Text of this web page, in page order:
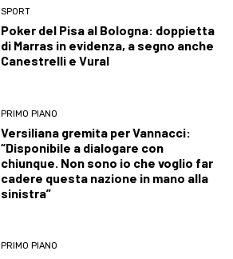
SPORT
Poker del Pisa al Bologna: doppietta
di Marras in evidenza, a segno anche
Canestrelli e Vural
PRIMO PIANO
Versiliana gremita per Vannacci:
“Disponibile a dialogare con
chiunque. Non sono io che voglio far
cadere questa nazione in mano alla
sinistra”
PRIMO PIANO